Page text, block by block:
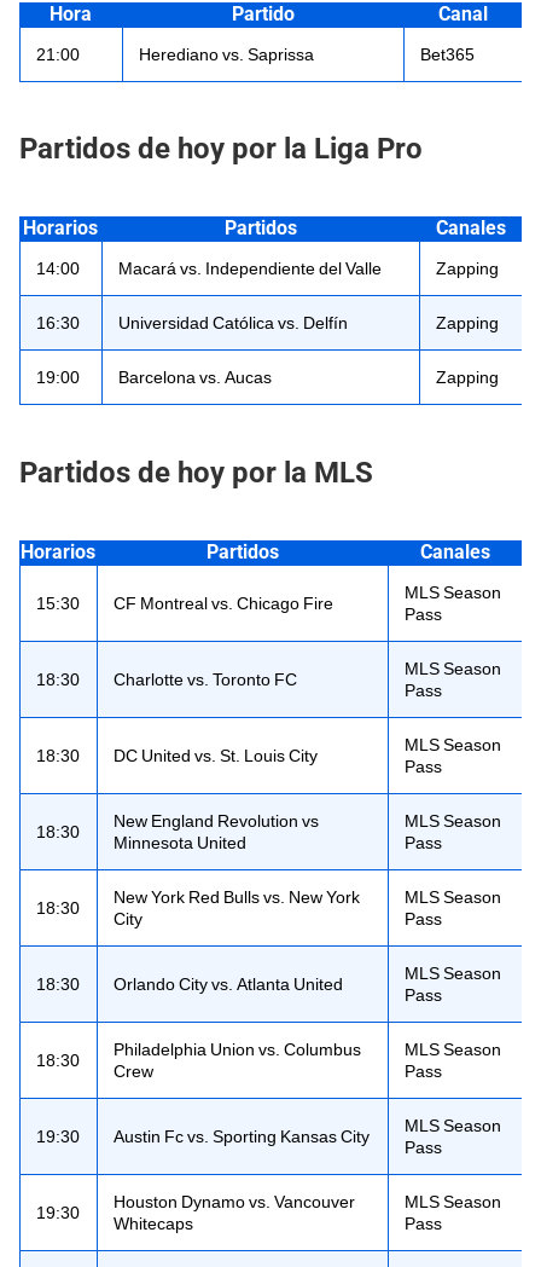
Hora Partido Canal
21:00 Herediano vs. Saprissa Bet365
Partidos de hoy por la Liga Pro
Horarios Partidos Canales
14:00 Macará vs. Independiente del Valle Zapping
16:30 Universidad Católica vs. Delfín Zapping
19:00 Barcelona vs. Aucas Zapping
Partidos de hoy por la MLS
Horarios Partidos Canales
15:30 CF Montreal vs. Chicago Fire
MLS Season
Pass
18:30 Charlotte vs. Toronto FC
MLS Season
Pass
18:30 DC United vs. St. Louis City
MLS Season
Pass
18:30
New England Revolution vs
Minnesota United
MLS Season
Pass
18:30
New York Red Bulls vs. New York
City
MLS Season
Pass
18:30 Orlando City vs. Atlanta United
MLS Season
Pass
18:30
Philadelphia Union vs. Columbus
Crew
MLS Season
Pass
19:30 Austin Fc vs. Sporting Kansas City
MLS Season
Pass
19:30
Houston Dynamo vs. Vancouver
Whitecaps
MLS Season
Pass